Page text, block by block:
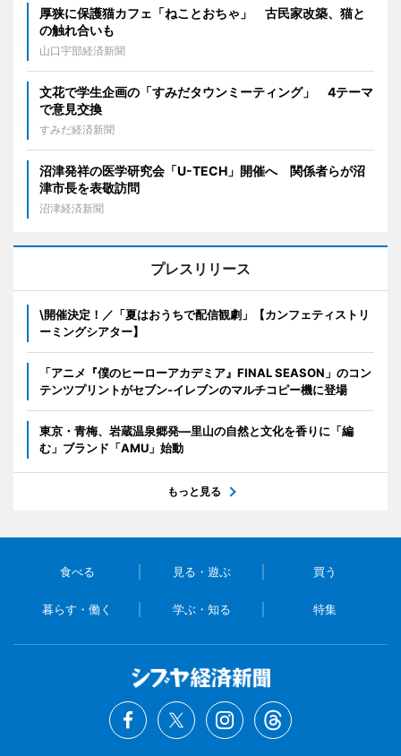
厚狭に保護猫カフェ「ねことおちゃ」 古民家改築、猫と
の触れ合いも
山口宇部経済新聞
文花で学生企画の「すみだタウンミーティング」 4テーマ
で意見交換
すみだ経済新聞
沼津発祥の医学研究会「U-TECH」開催へ 関係者らが沼
津市長を表敬訪問
沼津経済新聞
プレスリリース
\開催決定！／「夏はおうちで配信観劇」【カンフェティストリ
ーミングシアター】
「アニメ『僕のヒーローアカデミア』FINAL SEASON」のコン
テンツプリントがセブン‐イレブンのマルチコピー機に登場
東京・青梅、岩蔵温泉郷発―里山の自然と文化を香りに「編
む」ブランド「AMU」始動
もっと見る
食べる 見る・遊ぶ 買う
暮らす・働く 学ぶ・知る 特集